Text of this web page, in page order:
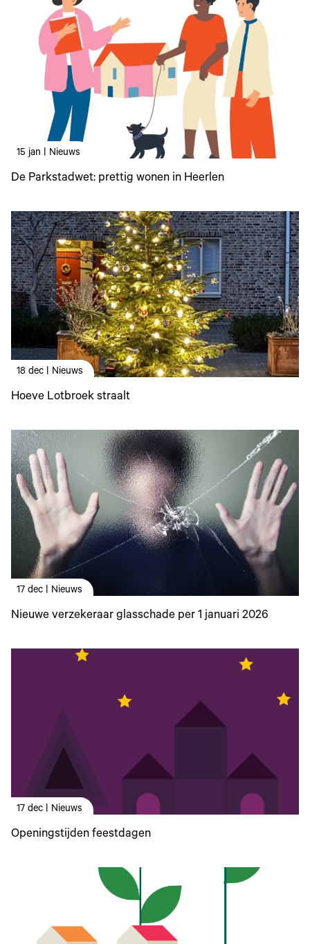
15 jan | Nieuws
De Parkstadwet: prettig wonen in Heerlen
18 dec | Nieuws
Hoeve Lotbroek straalt
17 dec | Nieuws
Nieuwe verzekeraar glasschade per 1 januari 2026
17 dec | Nieuws
Openingstijden feestdagen